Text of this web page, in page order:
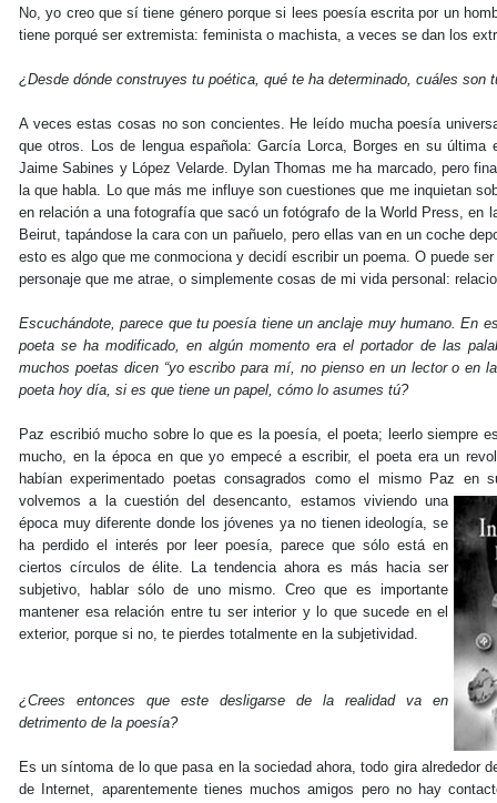
No, yo creo que sí tiene género porque si lees poesía escrita por un
tiene porqué ser extremista: feminista o machista, a veces se dan los
¿Desde dónde construyes tu poética, qué te ha determinado, cuáles son
A veces estas cosas no son concientes. He leído mucha poesía
que otros. Los de lengua española: García Lorca, Borges en su última
Jaime Sabines y López Velarde. Dylan Thomas me ha marcado, pero
la que habla. Lo que más me influye son cuestiones que me inquietan
en relación a una fotografía que sacó un fotógrafo de la World Press, en
Beirut, tapándose la cara con un pañuelo, pero ellas van en un coche
esto es algo que me conmociona y decidí escribir un poema. O puede
personaje que me atrae, o simplemente cosas de mi vida personal:
Escuchándote, parece que tu poesía tiene un anclaje muy humano. En
poeta se ha modificado, en algún momento era el portador de las
muchos poetas dicen “yo escribo para mí, no pienso en un lector o en
poeta hoy día, si es que tiene un papel, cómo lo asumes tú?
Paz escribió mucho sobre lo que es la poesía, el poeta; leerlo siempre
mucho, en la época en que yo empecé a escribir, el poeta era un
habían experimentado poetas consagrados como el mismo Paz
volvemos a la cuestión deldesencanto, estamos viviendo una
época muy diferente donde los jóvenes ya no tienen ideología, se
ha perdido el interés por leer poesía, parece que sólo está en
ciertos círculos de élite. La tendencia ahora es más hacia ser
subjetivo, hablar sólo de uno mismo. Creo que es importante
mantener esa relación entre tu ser interior y lo que sucede en el
exterior, porque si no, te pierdes totalmente en la subjetividad.
¿Crees entonces que este desligarse de la realidad va en
detrimento de la poesía?
Es un síntoma de lo que pasa en la sociedad ahora, todo gira alrededor
de Internet, aparentemente tienes muchos amigos pero no hay